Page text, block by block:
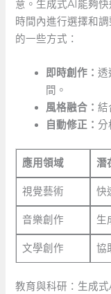
意。生成式AI能夠
時間內進行選擇和
的一些方式：
即時創作：透
間。
風格融合：結
自動修正：分
應用領域 潛
視覺藝術 快
音樂創作 生
文學創作 協
教育與科研：生成